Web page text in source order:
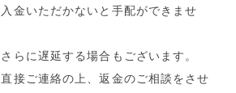
金いただかないと手配ができませ
らに遅延する場合もございます。
接ご連絡の上、返金のご相談をさせ